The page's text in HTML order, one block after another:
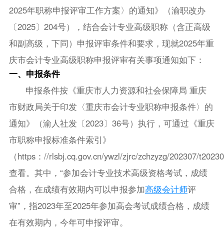
2025年职称申报评审工作方案〉的通知》（渝职改办
〔2025〕204号），结合会计专业高级职称（含正高级
和副高级，下同）申报评审条件和要求，现就2025年重
庆市会计专业高级职称申报评审有关事项通知如下：
一、申报条件
申报条件按《重庆市人力资源和社会保障局 重庆
市财政局关于印发〈重庆市会计专业职称申报条件〉的
通知》（渝人社发〔2023〕36号）执行，可通过《重庆
市职称申报标准条件索引》
（https：//rlsbj.cq.gov.cn/ywzl/zjrc/zchzyzg/202307/
查看。其中，“参加会计专业技术高级资格考试，成绩
合格，在成绩有效期内可以申报参加高级会计师评
审”，指2023年至2025年参加高会考试成绩合格，成绩
在有效期内，今年可申报评审。